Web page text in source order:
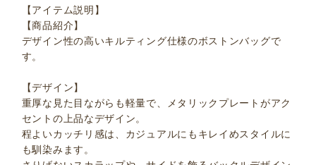
【アイテム説明】
【商品紹介】
デザイン性の高いキルティング仕様のボストンバッグで
す。
【デザイン】
重厚な見た目ながらも軽量で、メタリックプレートがアク
セントの上品なデザイン。
程よいカッチリ感は、カジュアルにもキレイめスタイルに
も馴染みます。